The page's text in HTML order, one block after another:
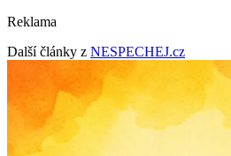
Reklama
Další články z NESPECHEJ.cz